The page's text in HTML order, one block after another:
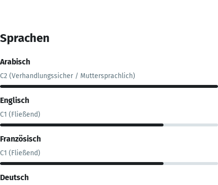
Sprachen
Arabisch
C2 (Verhandlungssicher / Muttersprachlich)
Englisch
C1 (Fließend)
Französisch
C1 (Fließend)
Deutsch